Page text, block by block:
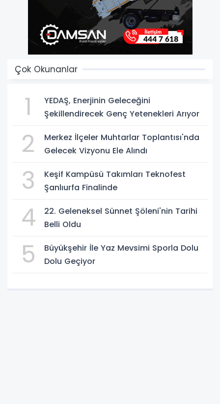
Çok Okunanlar
1
YEDAŞ, Enerjinin Geleceğini
Şekillendirecek Genç Yetenekleri Arıyor
2
Merkez İlçeler Muhtarlar Toplantısı'nda
Gelecek Vizyonu Ele Alındı
3
Keşif Kampüsü Takımları Teknofest
Şanlıurfa Finalinde
4
22. Geleneksel Sünnet Şöleni'nin Tarihi
Belli Oldu
5
Büyükşehir İle Yaz Mevsimi Sporla Dolu
Dolu Geçiyor